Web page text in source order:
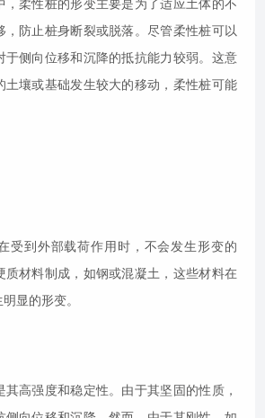
，柔性桩的形变主要是为了适应土体的不
，防止桩身断裂或脱落。尽管柔性桩可以
于侧向位移和沉降的抵抗能力较弱。这意
土壤或基础发生较大的移动，柔性桩可能
受到外部载荷作用时，不会发生形变的
质材料制成，如钢或混凝土，这些材料在
显的形变。
高强度和稳定性。由于其坚固的性质，